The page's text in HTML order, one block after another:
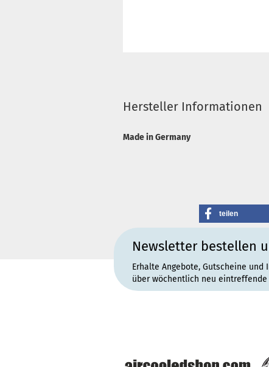
Hersteller Informationen
Made in Germany
teilen
Newsletter bestellen
Erhalte Angebote, Gutscheine
über wöchentlich neu eintreffende